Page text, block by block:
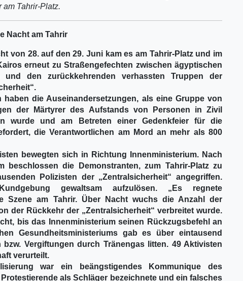
Tahrir-Platz.
Nacht am Tahrir
von 28. auf den 29. Juni kam es am Tahrir-Platz und im
erneut zu Straßengefechten zwischen ägyptischen
und den zurückkehrenden verhassten Truppen der
haben die Auseinandersetzungen, als eine Gruppe von
der Märtyrer des Aufstands von Personen in Zivil
wurde und am Betreten einer Gedenkfeier für die
die Verantwortlichen am Mord an mehr als 800
bewegten sich in Richtung Innenministerium. Nach
beschlossen die Demonstranten, zum Tahrir-Platz zu
Polizisten der „Zentralsicherheit“ angegriffen.
gewaltsam aufzulösen. „Es regnete
Szene am Tahrir. Über Nacht wuchs die Anzahl der
der Rückkehr der „Zentralsicherheit“ verbreitet wurde.
bis das Innenministerium seinen Rückzugsbefehl an
Gesundheitsministeriums gab es über eintausend
Vergiftungen durch Tränengas litten. 49 Aktivisten
verurteilt.
war ein beängstigendes Kommunique des
als Schläger bezeichnete und ein falsches